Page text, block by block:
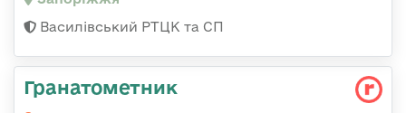
Василівський РТЦК та СП
Гранатометник